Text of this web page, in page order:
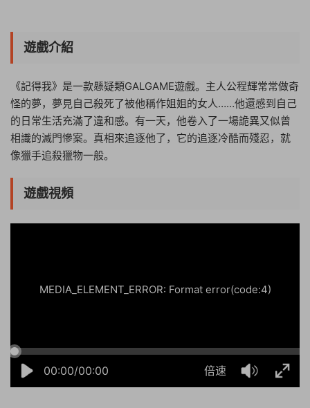
遊戲介紹
《記得我》是一款懸疑類GALGAME遊戲。主人公程輝常常做奇
怪的夢，夢見自己殺死了被他稱作姐姐的女人……他還感到自己
的日常生活充滿了違和感。有一天，他卷入了一場詭異又似曾
相識的滅門慘案。真相來追逐他了，它的追逐冷酷而殘忍，就
像獵手追殺獵物一般。
遊戲視頻
00:00/00:00 倍速
MEDIA_ELEMENT_ERROR: Format error(code:4)